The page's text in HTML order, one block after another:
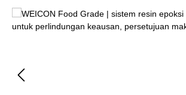
Lewati galeri gambar